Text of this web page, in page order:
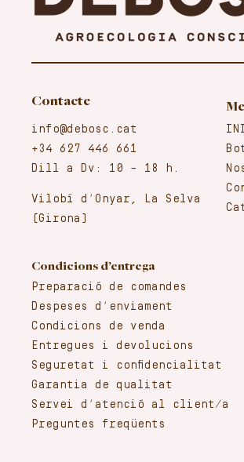
Contacte
info@debosc.cat
+34 627 446 661
Dill a Dv: 10 – 18 h.
Vilobí d’Onyar, La Selva
(Girona)
Condicions d’entrega
Preparació de comandes
Despeses d’enviament
Condicions de venda
Entregues i devolucions
Seguretat i confidencialitat
Garantia de qualitat
Servei d’atenció al client/a
Preguntes freqüents